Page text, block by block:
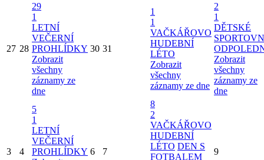
27 28
29
1
LETNÍ
VEČERNÍ
PROHLÍDKY
Zobrazit
všechny
záznamy ze
dne
30 31
1
1
VAČKÁŘOVO
HUDEBNÍ
LÉTO
Zobrazit
všechny
záznamy ze dne
2
1
DĚTSKÉ
Zobrazit
všechny
záznamy ze
dne
3 4
5
1
LETNÍ
VEČERNÍ
PROHLÍDKY 6 7
8
2
VAČKÁŘOVO
HUDEBNÍ
LÉTO DEN S
FOTBALEM
9